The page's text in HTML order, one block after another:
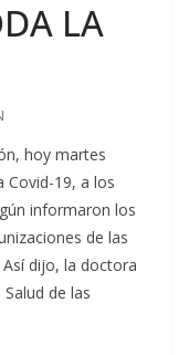
LA
hoy martes
Covid-19, a los
informaron los
de las
Así dijo, la doctora
de las